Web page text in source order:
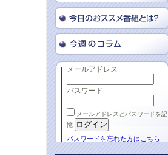
メールアドレス
パスワード
メールアドレスとパスワードを記
憶
パスワードを忘れた方はこちら